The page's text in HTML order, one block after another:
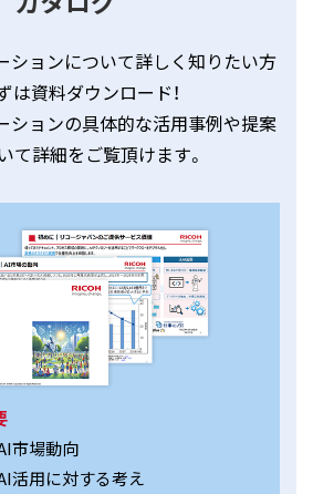
ションについて詳しく知りたい方
は資料ダウンロード！
ションの具体的な活用事例や提案
て詳細をご覧頂けます。
市場動向
活用に対する考え